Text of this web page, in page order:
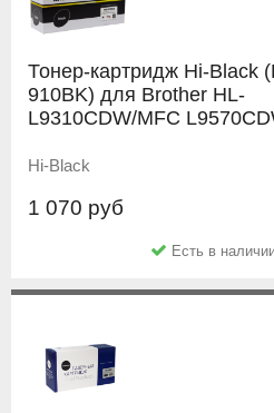
Тонер-картридж Hi-Black
910BK) для Brother HL-
L9310CDW/MFC
Hi-Black
1 070 руб
Есть в